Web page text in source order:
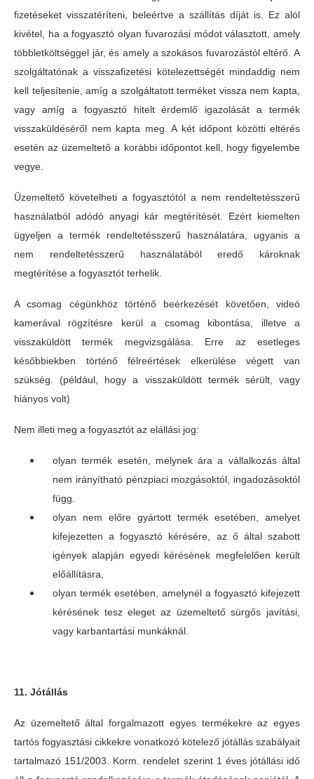
fizetéseket visszatéríteni, beleértve a szállítás díját is. Ez alól
kivétel, ha a fogyasztó olyan fuvarozási módot választott, amely
többletköltséggel jár, és amely a szokásos fuvarozástól eltérő. A
szolgáltatónak a visszafizetési kötelezettségét mindaddig nem
kell teljesítenie, amíg a szolgáltatott terméket vissza nem kapta,
vagy amíg a fogyasztó hitelt érdemlő igazolását a termék
visszaküldéséről nem kapta meg. A két időpont közötti eltérés
esetén az üzemeltető a korábbi időpontot kell, hogy figyelembe
vegye.
Üzemeltető követelheti a fogyasztótól a nem rendeltetésszerű
használatból adódó anyagi kár megtérítését. Ezért kiemelten
ügyeljen a termék rendeltetésszerű használatára, ugyanis a
nem rendeltetésszerű használatából eredő károknak
megtérítése a fogyasztót terhelik.
A csomag cégünkhöz történő beérkezését követően, videó
kamerával rögzítésre kerül a csomag kibontása, illetve a
visszaküldött termék megvizsgálása. Erre az esetleges
későbbiekben történő félreértések elkerülése végett van
szükség. (például, hogy a visszaküldött termék sérült, vagy
hiányos volt)
Nem illeti meg a fogyasztót az elállási jog:
olyan termék esetén, melynek ára a vállalkozás által
nem irányítható pénzpiaci mozgásoktól, ingadozásoktól
függ.
olyan nem előre gyártott termék esetében, amelyet
kifejezetten a fogyasztó kérésére, az ő által szabott
igények alapján egyedi kérésének megfelelően került
előállításra,
olyan termék esetében, amelynél a fogyasztó kifejezett
kérésének tesz eleget az üzemeltető sürgős javítási,
vagy karbantartási munkáknál.
11. Jótállás
Az üzemeltető által forgalmazott egyes termékekre az egyes
tartós fogyasztási cikkekre vonatkozó kötelező jótállás szabályait
tartalmazó 151/2003. Korm. rendelet szerint 1 éves jótállási idő